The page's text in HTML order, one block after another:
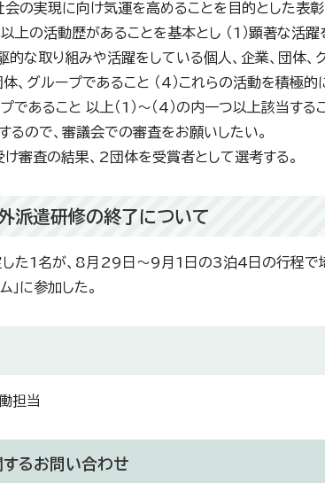
会の実現に向け気運を高めることを目的とした表
上の活動歴があることを基本とし （1）顕著な活
的な取り組みや活躍をしている個人、企業、団体
体、グループであること （4）これらの活動を積極
であること 以上（1）～（4）の内一つ以上該当す
るので、審議会での審査をお願いしたい。
審査の結果、2団体を受賞者として選考する。
派遣研修の終了について
した1名が、8月29日～9月1日の3泊4日の行程
」に参加した。
担当
るお問い合わせ